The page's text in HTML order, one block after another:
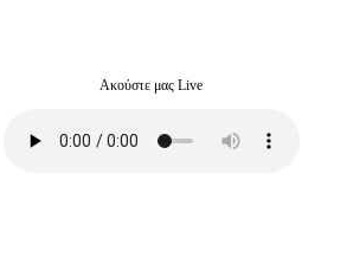
Ακούστε μας Live